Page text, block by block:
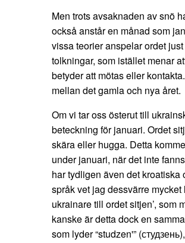
Men trots avsaknaden av snö
också anstår en månad som
vissa teorier anspelar ordet
tolkningar, som istället menar
betyder att mötas eller
mellan det gamla och nya året.
Om vi tar oss österut till
beteckning för januari. Ordet
skära eller hugga. Detta
under januari, när det inte
har tydligen även det kroatiska
språk vet jag dessvärre
ukrainare till ordet sitjen’, som
kanske är detta dock en
som lyder “studzen'”